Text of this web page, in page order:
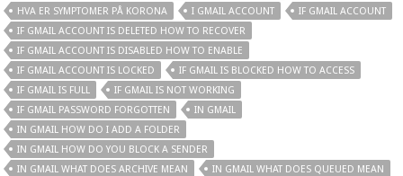
HVA ER SYMPTOMER PÅ KORONA
I GMAIL ACCOUNT
IF GMAIL ACCOUNT
IF GMAIL ACCOUNT IS DELETED HOW TO RECOVER
IF GMAIL ACCOUNT IS DISABLED HOW TO ENABLE
IF GMAIL ACCOUNT IS LOCKED
IF GMAIL IS BLOCKED HOW TO ACCESS
IF GMAIL IS FULL
IF GMAIL IS NOT WORKING
IF GMAIL PASSWORD FORGOTTEN
IN GMAIL
IN GMAIL HOW DO I ADD A FOLDER
IN GMAIL HOW DO YOU BLOCK A SENDER
IN GMAIL WHAT DOES ARCHIVE MEAN
IN GMAIL WHAT DOES QUEUED MEAN